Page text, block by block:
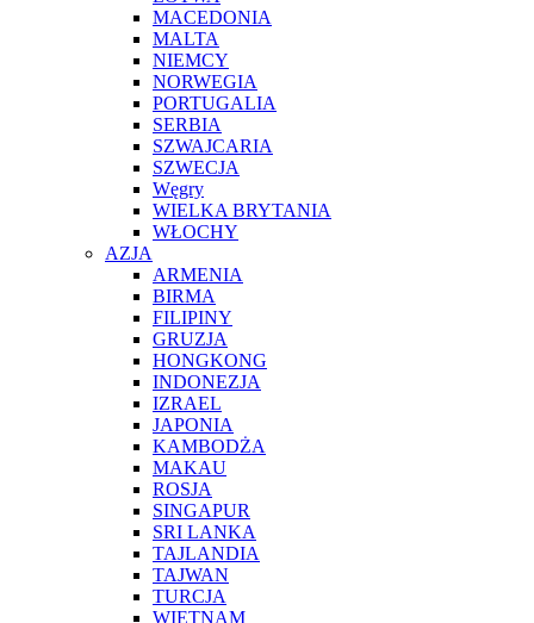
MACEDONIA
MALTA
NIEMCY
NORWEGIA
PORTUGALIA
SERBIA
SZWAJCARIA
SZWECJA
Węgry
WIELKA BRYTANIA
WŁOCHY
AZJA
ARMENIA
BIRMA
FILIPINY
GRUZJA
HONGKONG
INDONEZJA
IZRAEL
JAPONIA
KAMBODŻA
MAKAU
ROSJA
SINGAPUR
SRI LANKA
TAJLANDIA
TAJWAN
TURCJA
WIETNAM